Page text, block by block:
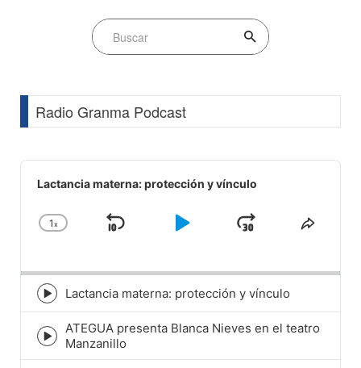
Radio Granma Podcast
Audio
Player
Lactancia materna: protección y vínculo
Change
1x
Skip
Play
JumpShare
Episode
play
icon
Lactancia materna: protección y vínculo
Episode
play
ATEGUA presenta Blanca Nieves en el teatro
Manzanillo